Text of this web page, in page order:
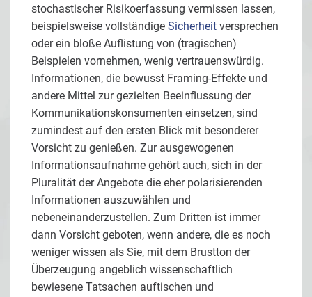
stochastischer Risikoerfassung vermissen lassen,
beispielsweise vollständige Sicherheit versprechen
oder ein bloße Auflistung von (tragischen)
Beispielen vornehmen, wenig vertrauenswürdig.
Informationen, die bewusst Framing-Effekte und
andere Mittel zur gezielten Beeinflussung der
Kommunikationskonsumenten einsetzen, sind
zumindest auf den ersten Blick mit besonderer
Vorsicht zu genießen. Zur ausgewogenen
Informationsaufnahme gehört auch, sich in der
Pluralität der Angebote die eher polarisierenden
Informationen auszuwählen und
nebeneinanderzustellen. Zum Dritten ist immer
dann Vorsicht geboten, wenn andere, die es noch
weniger wissen als Sie, mit dem Brustton der
Überzeugung angeblich wissenschaftlich
bewiesene Tatsachen auftischen und